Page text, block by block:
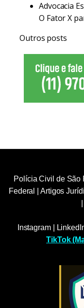
Advocacia
O Fator X
Outros posts
Polícia Civil de São
Federal
Artigos
Instagram|
TikTok